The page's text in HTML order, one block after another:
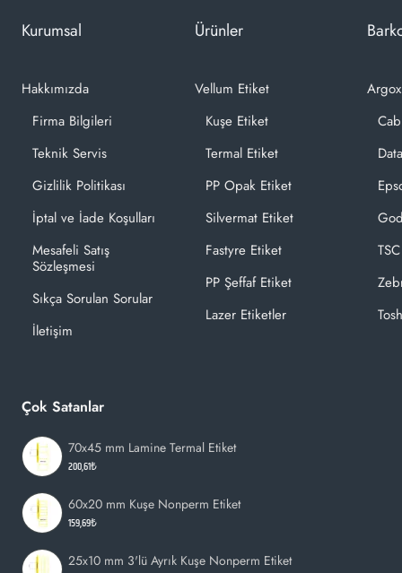
Kurumsal
Hakkımızda
Firma Bilgileri
Teknik Servis
Gizlilik Politikası
İptal ve İade Koşulları
Mesafeli Satış
Sözleşmesi
Sıkça Sorulan Sorular
İletişim
Ürünler
Vellum Etiket
Kuşe Etiket
Termal Etiket
PP Opak Etiket
Silvermat Etiket
Fastyre Etiket
PP Şeffaf Etiket
Lazer Etiketler
Çok Satanlar
70x45 mm Lamine Termal Etiket
200,61₺
60x20 mm Kuşe Nonperm Etiket
159,69₺
25x10 mm 3'lü Ayrık Kuşe Nonperm Etiket